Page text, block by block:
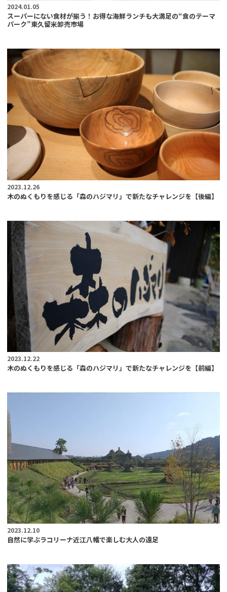
2024.01.05
スーパーにない食材が揃う！お得な海鮮ランチも大満足の“食のテーマ
パーク”東久留米卸売市場
2023.12.26
木のぬくもりを感じる「森のハジマリ」で新たなチャレンジを【後編】
2023.12.22
木のぬくもりを感じる「森のハジマリ」で新たなチャレンジを【前編】
2023.12.10
自然に学ぶラコリーナ近江八幡で楽しむ大人の遠足